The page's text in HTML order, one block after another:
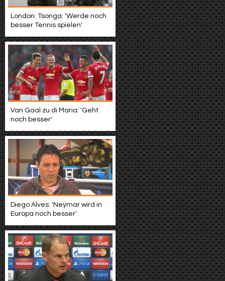
London: Tsonga: 'Werde noch
besser Tennis spielen'
Van Gaal zu di Maria: 'Geht
noch besser'
Diego Alves: 'Neymar wird in
Europa noch besser'